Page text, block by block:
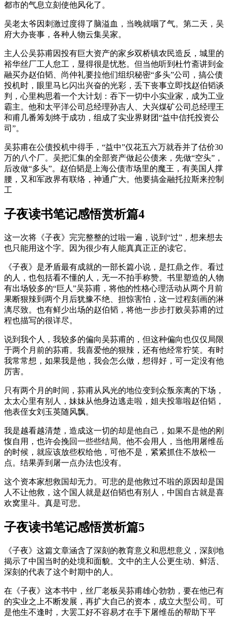
都市的气息立刻使他风化了。
吴老太爷因刺激过度得了脑溢血，当晚就咽了气。第二天，吴
府大办丧事，各种人物云集吴家。
主人公吴荪甫因投有巨大资产的家乡双桥镇农民造反，城里的
裕华丝厂工人怠工，显得很是忧愁。但当他听到杜竹斋讲到金
融买办赵伯韬、尚仲礼要拉他们组织秘密“多头”公司，搞公债
投机时，眼里马匕闪出兴奋的光彩，丢下丧事立即找赵伯韬谈
判，心里构思着一个大计划：吞下一切中小实业家，成为工业
霸主。他和太平洋公司总经理孙吉人、大兴煤矿公司总经理王
和甫几番筹划终于成功，组成了实业界财团“益中信托投资公
司”。
吴荪甫在公债投机中得手，“益中”仅花五六万就吞并了估价30
万的八个厂。吴把汇集的全部资产做起公债来，先做“空头”，
后改做“多头”。赵伯韬是上海公债市场里的魔王，有美国人撑
腰，又和军政界有联络，神通广大。他要搞金融托拉斯来控制
工
子夜读书笔记感悟赏析篇4
这一次将《子夜》完完整整的过啦一遍，说到“过”，想来想去
也只能用这个字。因为很少有人能真真正正的读它。
《子夜》是矛盾最有成就的一部长篇小说，是扛鼎之作。看过
的人，也包括看不懂的人，无一不拍手称赞。书里塑造的人物
有出场较多的“巨人”吴荪甫，将他的性格心理活动从两个月前
果断狠辣到两个月后犹豫不绝、担惊害怕，这一过程刻画的淋
漓尽致。也有鲜少出场的赵伯韬，将他一步步打败吴荪甫的过
程也描写的很详尽。
说到我个人，我较多的偏向吴荪甫的，但这种偏向也仅仅局限
于两个月前的荪甫。我喜爱他的狠辣，还有他经常狞笑。有时
我常常想，如果我是他，我会怎么做，想得好，可一定没有他
厉害。
只有两个月的时间，荪甫从风光的地位变到众叛亲离的下场，
太太心里有别人，妹妹从他身边逃走啦，姐夫投靠啦赵伯韬，
他表侄女刘玉英随风飘。
我是越看越清楚，造成这一切的却是他自己，如果不是他的刚
愎自用，也许会挽回一些些结局。他不会用人，当他用屠维岳
的时候，就应该放些权给他，可他不是，紧紧抓住不放松一
点。结果弄到屠一点办法也没有。
这个资本家想救国却无力。可悲的是他救过不啦的原因却是国
人不让他救，这个国人就是赵伯韬也有别人，中国自古就是喜
欢窝里斗。真是可悲。
子夜读书笔记感悟赏析篇5
《子夜》这篇文章涵含了深刻的教育意义和思想意义，深刻地
揭示了中国当时的处境和面貌。文中的主人公更生动、鲜活、
深刻的代表了这个时期中的人。
在《子夜》这本书中，丝厂老板吴荪甫雄心勃勃，要在他已有
的实业之上不断发展，再扩大自己的资本，成立大型公司。可
是他生不逢时，大罢工好不容易才在手下屠维岳的帮助下平